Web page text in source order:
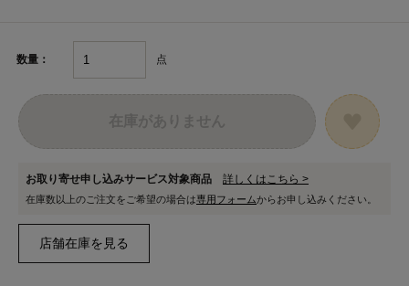
数量： 点
お取り寄せ申し込みサービス対象商品 詳しくはこちら >
在庫数以上のご注文をご希望の場合は専用フォームからお申し込みください。